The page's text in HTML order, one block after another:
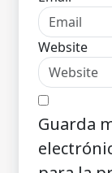
Website
Guarda